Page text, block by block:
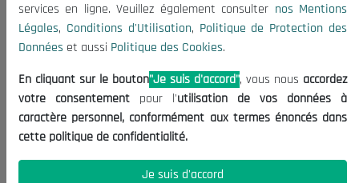
Politique des Cookies
Nous Contacter
(+213) 021 98 01 00|01|02
contact@cnese.dz
Suggestions ou Initiatives ?
Newsletter
dernières nouvelles.
services en ligne. Veuillez également consulter nos Mentions
Légales, Conditions d'Utilisation, Politique de Protection des
Données et aussi Politique des Cookies.
En cliquant sur le bouton"Je suis d'accord", vous nous accordez
votre consentement pour l'utilisation de vos données à
caractère personnel, conformément aux termes énoncés dans
cette politique de confidentialité.
Je suis d'accord